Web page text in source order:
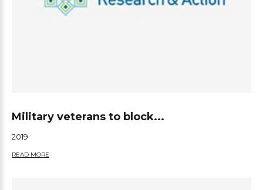
Military veterans to block...
2019
READ MORE